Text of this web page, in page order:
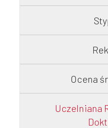
Ocena
Uczelniana